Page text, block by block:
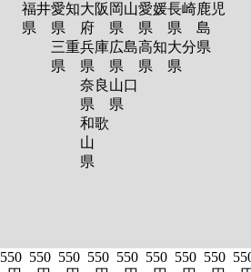
福井
県
愛知
県
三重
県
大阪
府
兵庫
県
奈良
県
和歌
山
県
岡山
県
広島
県
山口
県
愛媛
県
高知
県
長崎
県
大分
県
鹿児
島
県
550 550 550 550 550 550 550 550